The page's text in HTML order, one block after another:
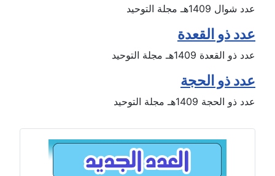
عدد شوال 1409هـ مجلة التوحيد
عدد ذو القعدة
عدد ذو القعدة 1409هـ مجلة التوحيد
عدد ذو الحجة
عدد ذو الحجة 1409هـ مجلة التوحيد